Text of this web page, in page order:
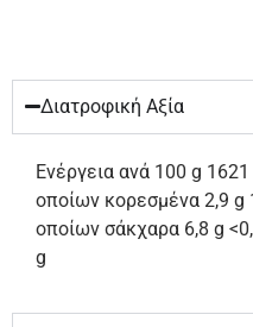
Διατροφική Αξία
Ενέργεια ανά 100 g
οποίων κορεσμένα 2,9
οποίων σάκχαρα 6,8 g
g